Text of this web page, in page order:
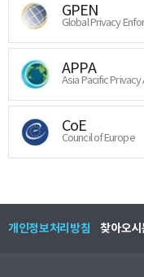
GPEN
Global Privacy
APPA
Asia Pacific
CoE
Council of Europe
개인정보처리방침 찾아오시